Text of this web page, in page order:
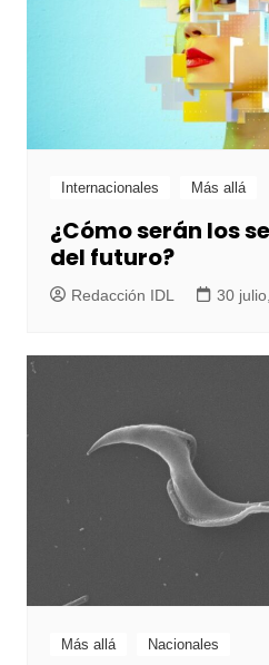
Internacionales Más allá
¿Cómo serán los
del futuro?
Redacción IDL 30
Más allá Nacionales